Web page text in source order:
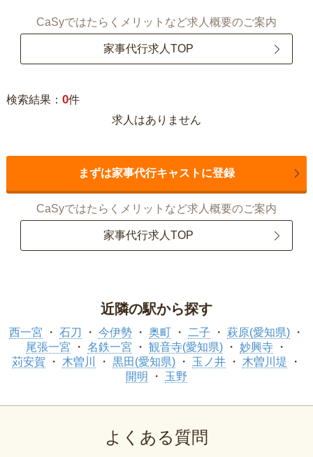
CaSyではたらくメリットなど求人概要のご案内
家事代行求人TOP
検索結果： 0件
求人はありません
まずは家事代行キャストに登録
CaSyではたらくメリットなど求人概要のご案内
家事代行求人TOP
近隣の駅から探す
西一宮 石刀 今伊勢 奥町 二子
萩原(愛知県)
尾張一宮
名鉄一宮 観音寺(愛知県)
妙興寺
苅安賀
木曽川 黒田(愛知県) 玉ノ井
木曽川堤
開明
玉野
よくある質問